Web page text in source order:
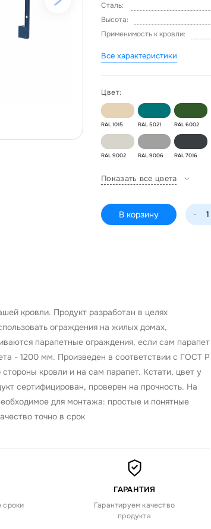
Сталь:
Высота:
Применимость к кровли:
Все характеристики
Цвет:
RAL 1015 RAL 5021 RAL 6002
RAL 9002 RAL 9006 RAL 7016
Показать все цвета
В корзину -
кровли. Продукт разработан в целях
ограждения на жилых домах,
парапетные ограждения, если сам парапет
- 1200 мм. Произведен в соответствии с ГОСТ Р
кровли и на сам парапет. Кстати, цвет у
сертифицирован, проверен на прочность. На
для монтажа: простые и понятные
точно в срок
сроки
ГАРАНТИЯ
Гарантируем качество
продукта